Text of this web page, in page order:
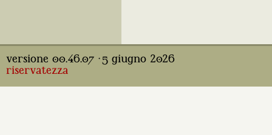
versione 00.46.07 · 5 giugno 2026
riservatezza